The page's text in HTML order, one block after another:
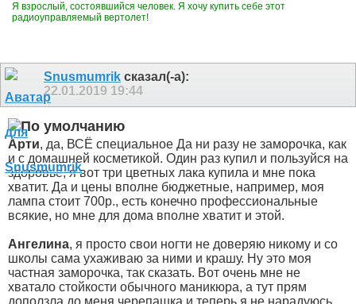
Я взрослый, состоявшийся человек. Я хочу купить себе этот
радиоуправляемый вертолет!
Snusmumrik сказал(-а):
22.01.2019 19:44
Арти, да, ВСЁ специальное Да ни разу не заморочка, как
и с домашней косметикой. Один раз купил и пользуйся на
здоровье, я вот три цветных лака купила и мне пока
хватит. Да и цены вполне бюджетные, например, моя
лампа стоит 700р., есть конечно профессиональные
всякие, но мне для дома вполне хватит и этой.
Ангелина, я просто свои ногти не доверяю никому и со
школы сама ухаживаю за ними и крашу. Ну это моя
частная заморочка, так сказать. Вот очень мне не
хватало стойкости обычного маникюра, а тут прям